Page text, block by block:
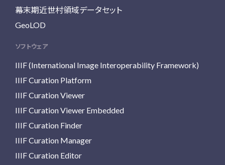
幕末期近世村領域データセット
GeoLOD
ソフトウェア
IIIF (International Image Interoperability Framework)
IIIF Curation Platform
IIIF Curation Viewer
IIIF Curation Viewer Embedded
IIIF Curation Finder
IIIF Curation Manager
IIIF Curation Editor